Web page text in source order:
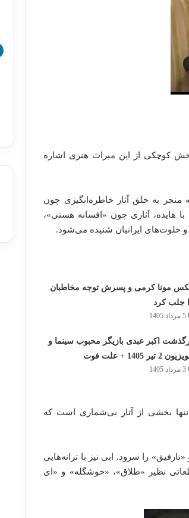
بخش کوچکی از این میراث هنری اشاره
به خلق آثار خاطره‌انگیزی چون
هایده، آثاری چون «افسانه هستی»،
خلوت‌های ایرانیان شنیده می‌شود.
مونا کرمی و پسرش توجه مخاطبان
جلب کرد
5 مرداد 1405
اکبر عبدی بازیگر محبوب سینما و
2 تیر 1405 + علت فوت
3 مرداد 1405
بخشی از آثار بی‌شماری است که
را سرود. ابی نیز با ترانه‌هایی
نظیر «طلاق»، «خوشگله» و «ای